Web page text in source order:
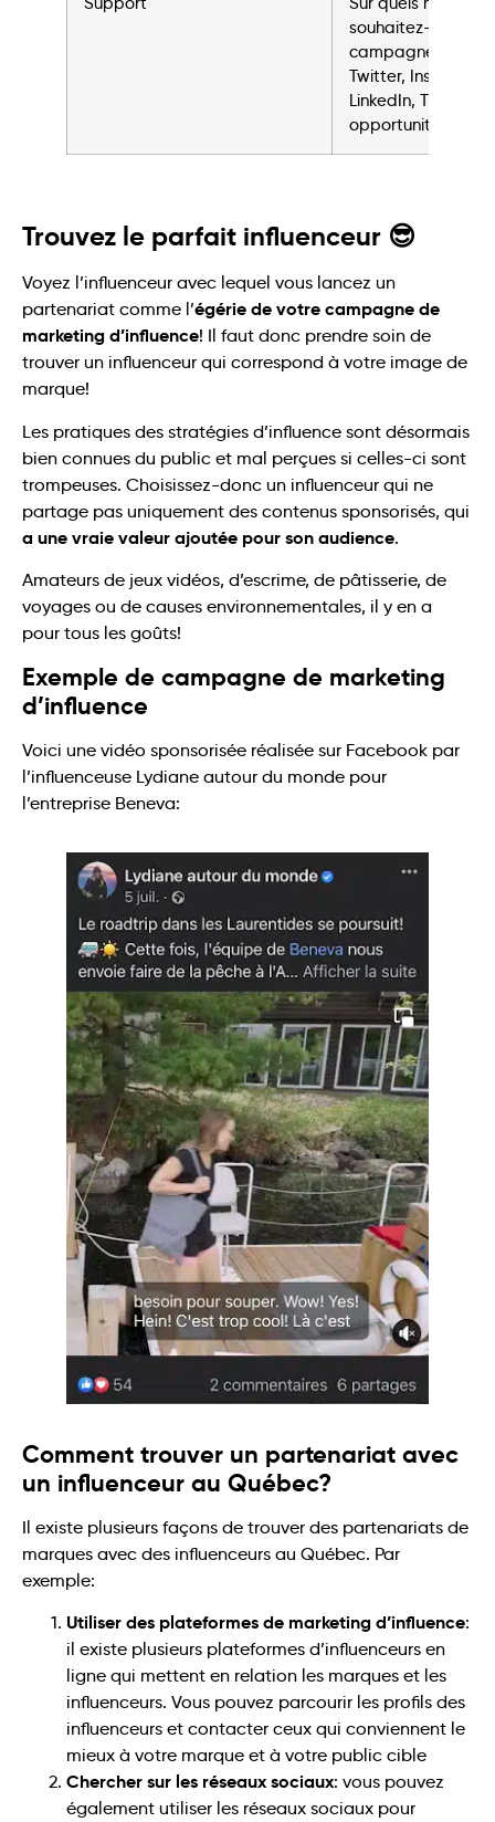
souhaitez-vous
campagne
Twitter, Instagram.
LinkedIn, TikTok,
opportunités sont
Trouvez le parfait influenceur 😎
Voyez l’influenceur avec lequel vous lancez un
partenariat comme l’égérie de votre campagne de
marketing d’influence! Il faut donc prendre soin de
trouver un influenceur qui correspond à votre image de
marque!
Les pratiques des stratégies d’influence sont désormais
bien connues du public et mal perçues si celles-ci sont
trompeuses. Choisissez-donc un influenceur qui ne
partage pas uniquement des contenus sponsorisés, qui
a une vraie valeur ajoutée pour son audience.
Amateurs de jeux vidéos, d’escrime, de pâtisserie, de
voyages ou de causes environnementales, il y en a
pour tous les goûts!
Exemple de campagne de marketing
d’influence
Voici une vidéo sponsorisée réalisée sur Facebook par
l’influenceuse Lydiane autour du monde pour
l’entreprise Beneva:
Comment trouver un partenariat avec
un influenceur au Québec?
Il existe plusieurs façons de trouver des partenariats de
marques avec des influenceurs au Québec. Par
exemple:
Utiliser des plateformes de marketing d’influence:
il existe plusieurs plateformes d’influenceurs en
ligne qui mettent en relation les marques et les
influenceurs. Vous pouvez parcourir les profils des
influenceurs et contacter ceux qui conviennent le
mieux à votre marque et à votre public cible
Chercher sur les réseaux sociaux: vous pouvez
également utiliser les réseaux sociaux pour